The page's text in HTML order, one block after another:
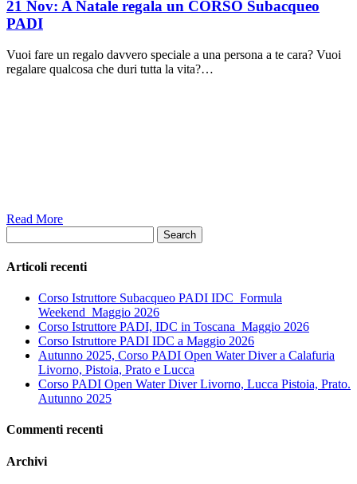
21 Nov: A Natale regala un CORSO Subacqueo
PADI
Vuoi fare un regalo davvero speciale a una persona a te cara? Vuoi
regalare qualcosa che duri tutta la vita?…
Read More
Search
Articoli recenti
Corso Istruttore Subacqueo PADI IDC_Formula
Weekend_Maggio 2026
Corso Istruttore PADI, IDC in Toscana_Maggio 2026
Corso Istruttore PADI IDC a Maggio 2026
Autunno 2025, Corso PADI Open Water Diver a Calafuria
Livorno, Pistoia, Prato e Lucca
Corso PADI Open Water Diver Livorno, Lucca Pistoia, Prato.
Autunno 2025
Commenti recenti
Archivi